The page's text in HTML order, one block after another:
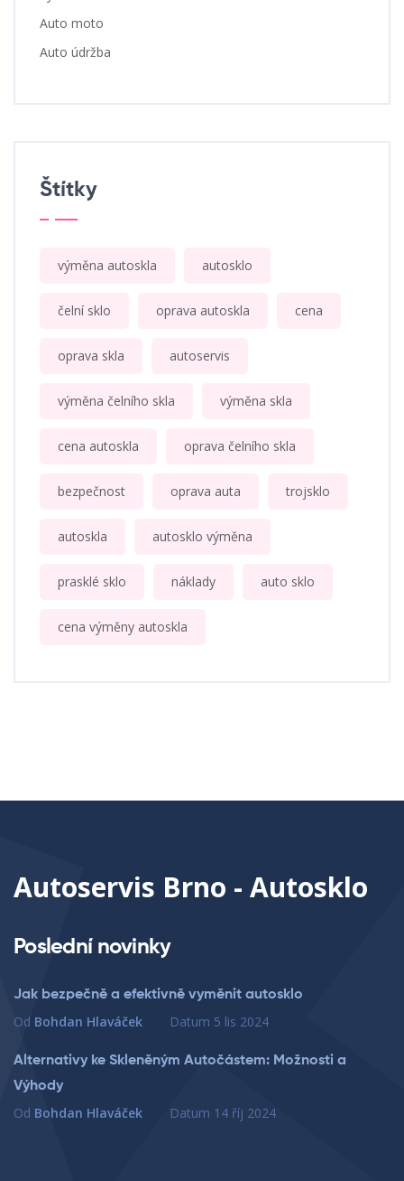
Auto moto
Auto údržba
Štítky
výměna autoskla autosklo
čelní sklo oprava autoskla cena
oprava skla autoservis
výměna čelního skla výměna skla
cena autoskla oprava čelního skla
bezpečnost oprava auta trojsklo
autoskla autosklo výměna
prasklé sklo náklady auto sklo
cena výměny autoskla
Autoservis Brno - Autosklo
Poslední novinky
Jak bezpečně a efektivně vyměnit autosklo
Od Bohdan Hlaváček Datum 5 lis 2024
Alternativy ke Skleněným Autočástem: Možnosti a
Výhody
Od Bohdan Hlaváček Datum 14 říj 2024